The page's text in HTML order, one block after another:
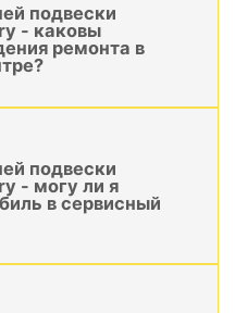
подвески
- каковы
ремонта в
подвески
- могу ли я
в сервисный